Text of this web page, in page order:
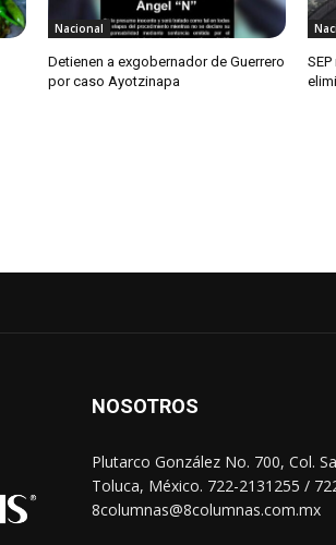
Nacional
Detienen a exgobernador de Guerrero
por caso Ayotzinapa
NOSOTROS
Plutarco González No. 700, Col.
Toluca, México. 722-2131255 /
8columnas@8columnas.com.mx